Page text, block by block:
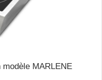
MARLENE